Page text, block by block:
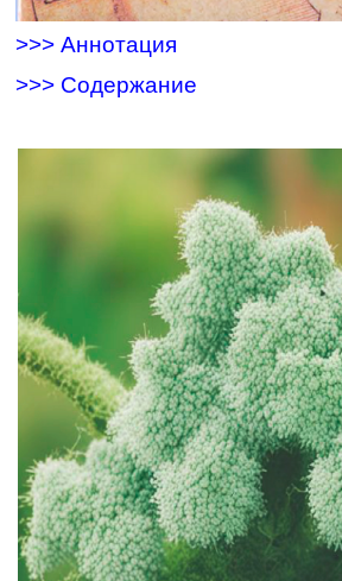
>>> Аннотация
>>> Содержание